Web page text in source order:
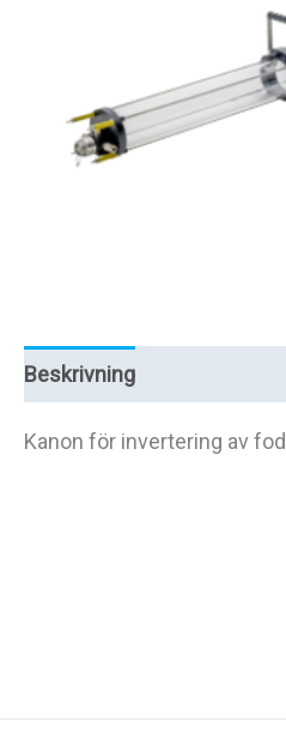
Beskrivning
Kanon för invertering av